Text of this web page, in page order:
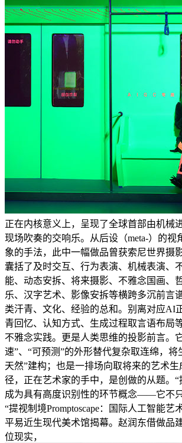
正在内核意义上，呈现了全球首部由机械
现场吹奏的交响乐。从后设（meta-）的视
象的手法，此中一幅做品曾获索尼世界摄
囊括了及时交互、行为表演、机械表演、
能、动态安拆、将来摄影、不雅念国画、
乐、汉字艺术、影像安拆等横跨多沉前言
类汗青、文化、经验的总和。别离对应AI
青回忆、认知方式、生成过程取言语布局
不雅念实践。更是人类思维的投影前言。
速”、“可预测”的外形替代复杂取连绵，将
天然”建构；也是一排场向取将来的艺术
径，正在艺术家的手中，是创做的从题。“
成为具有高度识别性的环节概念——它不只
“提视制境Promptoscape：国际人工智能艺
平易近生现代美术馆揭幕。赵润东借做品
位现实，